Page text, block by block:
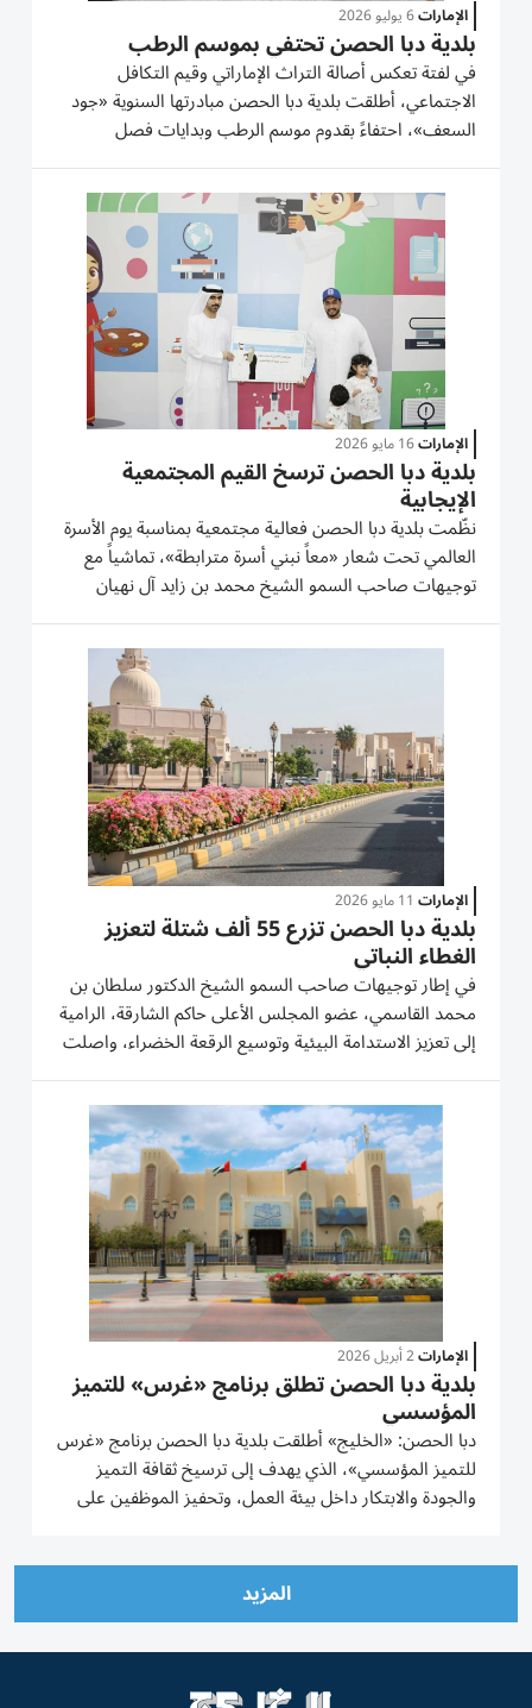
الإمارات6 يوليو 2026
بلدية دبا الحصن تحتفي بموسم الرطب
في لفتة تعكس أصالة التراث الإماراتي وقيم التكافل
الاجتماعي، أطلقت بلدية دبا الحصن مبادرتها السنوية «جود
السعف»، احتفاءً بقدوم موسم الرطب وبدايات فصل
الصيف. وشهدت المبادرة توزيع تباشير الرطب التي جُنيت
من نخيل المدينة على المؤسسات الحكومية، تعزيزاً لروابط
التواصل...
الإمارات16 مايو 2026
بلدية دبا الحصن ترسخ القيم المجتمعية
الإيجابية
نظّمت بلدية دبا الحصن فعالية مجتمعية بمناسبة يوم الأسرة
العالمي تحت شعار «معاً نبني أسرة مترابطة»، تماشياً مع
توجيهات صاحب السمو الشيخ محمد بن زايد آل نهيان
رئيس الدولة، حفظه الله، بجعل عام 2026 عاماً للأسرة،
واهتمام صاحب السمو الشيخ الدكتور سلطان بن محمد
الإمارات 11 مايو 2026
بلدية دبا الحصن تزرع 55 ألف شتلة لتعزيز
الغطاء النباتي
في إطار توجيهات صاحب السمو الشيخ الدكتور سلطان بن
محمد القاسمي، عضو المجلس الأعلى حاكم الشارقة، الرامية
إلى تعزيز الاستدامة البيئية وتوسيع الرقعة الخضراء، واصلت
بلدية دبا الحصن خلال الفترة الممتدة من يناير حتى إبريل
2026 تنفيذ حزمة من المشاريع الزراعية والتجميلية
الهادفة...
الإمارات2 أبريل 2026
بلدية دبا الحصن تطلق برنامج «غرس» للتميز
المؤسسي
دبا الحصن: «الخليج» أطلقت بلدية دبا الحصن برنامج «غرس
للتميز المؤسسي»، الذي يهدف إلى ترسيخ ثقافة التميز
والجودة والابتكار داخل بيئة العمل، وتحفيز الموظفين على
المزيد